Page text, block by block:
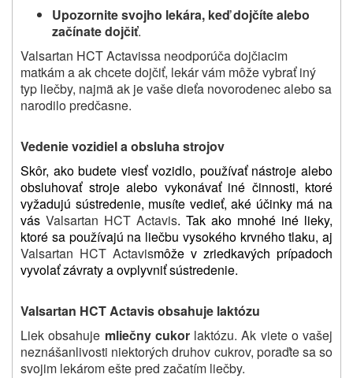
Upozornite svojho lekára, keďdojčíte alebo
začínatedojčiť.
Valsartan HCT Actavissa neodporúčadojčiacim
matkámaakchcetedojčiť, lekár vám môže vybrať iný
typ liečby, najmä ak je vaše dieťa novorodenec alebo sa
narodilo predčasne.
Vedenie vozidiel aobsluha strojov
Skôr, ako budete viesť vozidlo, používať nástroje alebo
obsluhovať stroje alebo vykonávať iné činnosti, ktoré
vyžadujú sústredenie, musíte vedieť, aké účinky má na
vás Valsartan HCT Actavis. Tak ako mnohé iné lieky,
ktoré sa používajú na liečbu vysokého krvného tlaku, aj
Valsartan HCT Actavismôže v zriedkavých prípadoch
vyvolať závratya ovplyvniťsústredenie.
Valsartan HCT Actavis obsahuje laktózu
Liek obsahuje mliečny cukorlaktózu. Ak viete o vašej
neznášanlivosti niektorých druhov cukrov, poraďte sa so
svojim lekárom ešte pred začatím liečby.